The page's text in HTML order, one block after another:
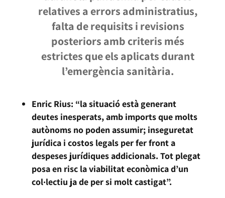
relatives a errors administratius,
falta de requisits i revisions
posteriors amb criteris més
estrictes que els aplicats durant
l’emergència sanitària.
Enric Rius: “la situació està generant
deutes inesperats, amb imports que molts
autònoms no poden assumir; inseguretat
jurídica i costos legals per fer front a
despeses jurídiques addicionals. Tot plegat
posa en risc la viabilitat econòmica d’un
col·lectiu ja de per si molt castigat”.